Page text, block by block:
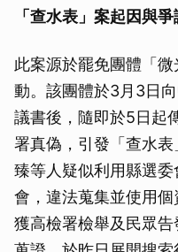
「查水表」案起因與爭
此案源於罷免團體「
動。該團體於3月3日
議書後，隨即於5日起
署真偽，引發「查水
臻等人疑似利用縣選
會，違法蒐集並使用
獲高檢署檢舉及民眾